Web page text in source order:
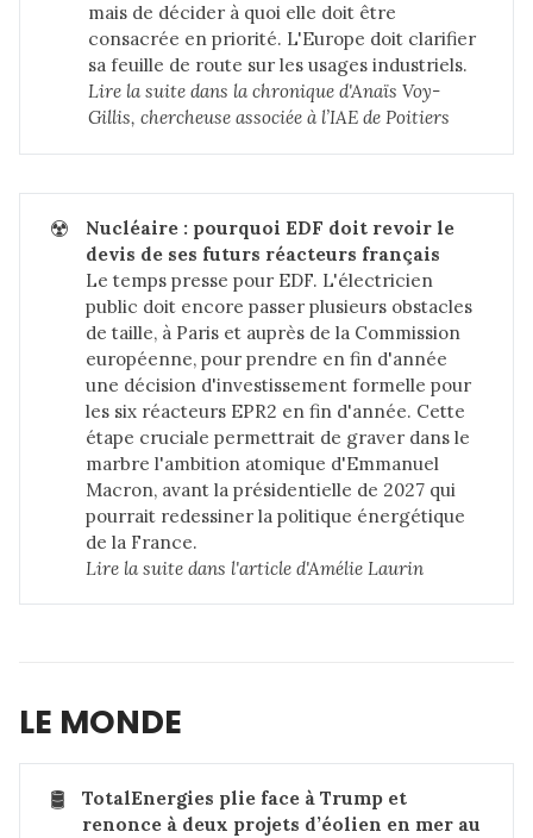
mais de décider à quoi elle doit être
consacrée en priorité. L'Europe doit clarifier
sa feuille de route sur les usages industriels.
Lire la suite dans la chronique d'Anaïs Voy-
Gillis, chercheuse associée à l’IAE de Poitiers
☢️
Nucléaire : pourquoi EDF doit revoir le
devis de ses futurs réacteurs français
Le temps presse pour EDF. L'électricien
public doit encore passer plusieurs obstacles
de taille, à Paris et auprès de la Commission
européenne, pour prendre en fin d'année
une décision d'investissement formelle pour
les six réacteurs EPR2 en fin d'année. Cette
étape cruciale permettrait de graver dans le
marbre l'ambition atomique d'Emmanuel
Macron, avant la présidentielle de 2027 qui
pourrait redessiner la politique énergétique
de la France.
Lire la suite dans l'article d'Amélie Laurin
LE MONDE
🛢️
TotalEnergies plie face à Trump et
renonce à deux projets d’éolien en mer au